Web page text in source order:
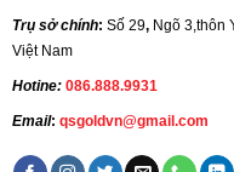
Trụ sở chính: Số 29, Ngõ 3,thôn
Việt Nam
Hotine: 086.888.9931
Email: qsgoldvn@gmail.com